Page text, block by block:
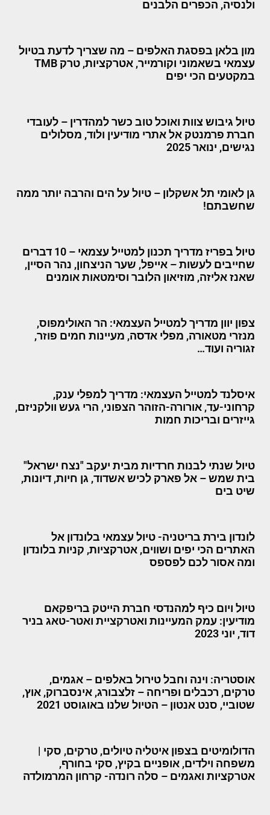
ולנסיה, הכפרים הלבנים
מון בלאן בפסגת האלפים – מה שצריך לדעת בטיול
עצמאי בשאמוני וקורמייר, אטרקציות, טרק TMB
במקטעים הכי יפים
טיול גיבוש צוות ואוכל טוב כשר למהדרין – לעובדי
חברת פרמנטק אל אתרי מודיעין ולוד, מסלולים
נגישים, ינואר 2025
גן לאומי תל אשקלון – טיול על הים והרבה יותר ממה
שחשבתם!
טיול בפריז מדריך תכנון למטייל עצמאי – 10 דברים
שחייבים לעשות – אייפל, שער הניצחון, נהר הסיין,
שאנז אליזה, מוזיאון הלובר וסימטאות אומנים
צפון יוון מדריך למטייל העצמאי: הר האולימפוס,
מנזרי מטאורה, מפלי אדסה, מעיינות חמים פוזר,
זגוריה ועוד…
איסלנד למטייל העצמאי: מדריך למפלי ענק,
קרחוני-עד, אורורה-הזוהר הצפוני, הרי געש וולקניזם,
גייזרים ובריכות חמות
טיול שנתי לבנות חרדיות מבית יעקב "נצח ישראל"
בית שמש – אל פארק לכיש אשדוד, גן חיות, דיונות,
שיט בים
לונדון בירת בריטניה- טיול עצמאי בלונדון אל
האתרים הכי יפים ושווים, אטרקציות, קניות בלונדון
ומה אסור לכם לפספס
טיול ויום כיף למהנדסי חברת הייטק בריפקאם
מודיעין: עמק המעיינות ואטרקציית ואטר-טאג בניר
דוד, יוני 2023
אוסטריה: וינה וחבל טירול באלפים – אגמים,
טרקים, רכבלים ופריחה – זלצבורג, אינסברוק, אוץ,
שטוביי, סנט אנטון – הטיול שלנו באוגוסט 2021
הדולומיטים בצפון איטליה טיולים, טרקים, סקי |
משפחה וילדים, אופניים בקיץ, סקי בחורף,
אטרקציות ואגמים – סלה רונדה- קרחון המרמולדה